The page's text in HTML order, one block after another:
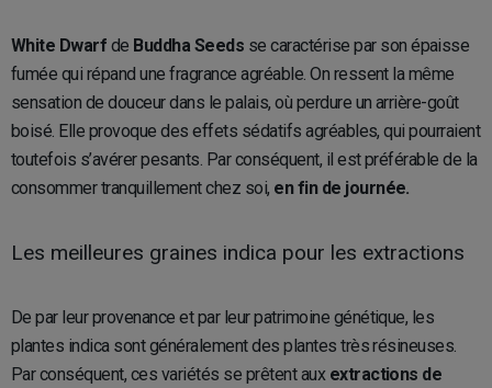
White Dwarf de Buddha Seeds se caractérise par son épaisse
fumée qui répand une fragrance agréable. On ressent la même
sensation de douceur dans le palais, où perdure un arrière-goût
boisé. Elle provoque des effets sédatifs agréables, qui pourraient
toutefois s’avérer pesants. Par conséquent, il est préférable de la
consommer tranquillement chez soi, en fin de journée.
Les meilleures graines indica pour les extractions
De par leur provenance et par leur patrimoine génétique, les
plantes indica sont généralement des plantes très résineuses.
Par conséquent, ces variétés se prêtent aux extractions de